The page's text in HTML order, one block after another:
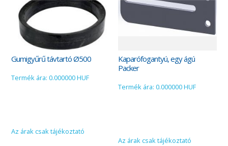
Gumigyűrű távtartó Ø500
Termék ára: 0.000000 HUF
Az árak csak tájékoztató
Kaparófogantyú, egy ágú
Packer
Termék ára: 0.000000 HUF
Az árak csak tájékoztató